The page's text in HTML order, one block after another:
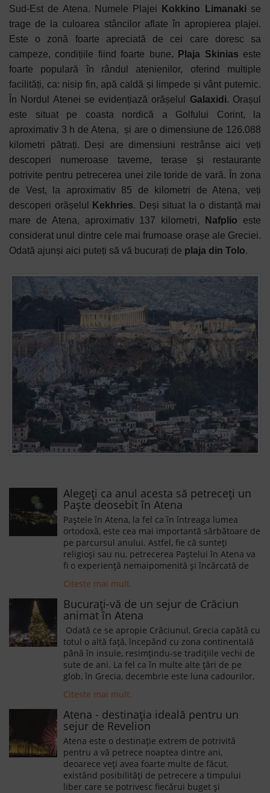
Sud-Est de Atena. Numele Plajei
Kokkino Limanaki se
trage de la culoarea stâncilor aflate în apropierea plajei.
Este o zonă foarte apreciată de cei care doresc sa
campeze, condițiile fiind foarte bune. Plaja Skinias este
foarte populară în rândul atenienilor, oferind multiple
facilități, ca: nisip fin, apă caldă și limpede și vânt puternic.
În Nordul Atenei se evidențiază orășelul Galaxidi. Orașul
este situat pe coasta nordică a Golfului Corint, la
aproximativ 3 h de Atena,
și are o dimensiune de 126.088
kilometri pătrați. Deși are dimensiuni restrânse aici veți
descoperi numeroase taverne, terase și restaurante
potrivite pentru petrecerea unei zile toride de vară. În zona
de Vest, la aproximativ 85 de kilometri de Atena, veți
descoperi orășelul
Kekhries. Deși situat la o distanță mai
mare de Atena, aproximativ 137 kilometri,
Nafplio este
considerat unul dintre cele mai frumoase orașe ale Greciei.
Odată ajunși aici puteți să vă bucurați de plaja din Tolo.
Alegeți ca anul acesta să petreceți un
Paște deosebit în Atena
Paștele în Atena, la fel ca în întreaga lumea
ortodoxă, este cea mai importantă sărbătoare de
pe parcursul anului. Astfel, fie că sunteți
religioși sau nu, petrecerea Paștelui în Atena va
fi o experiență nemaipomenită și încărcată de
Citeste mai mult.
Bucurați-vă de un sejur de Crăciun
animat în Atena
Odată ce se apropie Crăciunul, Grecia capătă cu
totul o altă față, începând cu zona continentală
până în insule, resimțindu-se tradițiile vechi de
sute de ani. La fel ca în multe alte țări de pe
glob, în Grecia, decembrie este luna cadourilor,
decorate în așteptarea Crăciunului. Cu toții
suntem familiarizați de a vedea Grecia ca pe o
destinație estivală, însă Grecia este o destinație
potrivită și pentru a petrece Crăciunul.
Citeste mai mult.
Atena - destinația ideală pentru un
sejur de Revelion
Atena este o destinație extrem de potrivită
pentru a vă petrece noaptea dintre ani,
deoarece veți avea foarte multe de făcut,
existând posibilități de petrecere a timpului
liber care se potrivesc fiecărui buget și